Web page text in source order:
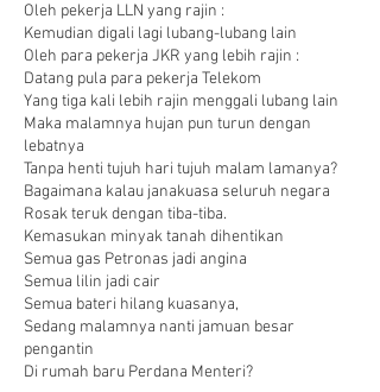
Oleh pekerja LLN yang rajin :
Kemudian digali lagi lubang-lubang lain
Oleh para pekerja JKR yang lebih rajin :
Datang pula para pekerja Telekom
Yang tiga kali lebih rajin menggali lubang lain
Maka malamnya hujan pun turun dengan
lebatnya
Tanpa henti tujuh hari tujuh malam lamanya?
Bagaimana kalau janakuasa seluruh negara
Rosak teruk dengan tiba-tiba.
Kemasukan minyak tanah dihentikan
Semua gas Petronas jadi angina
Semua lilin jadi cair
Semua bateri hilang kuasanya,
Sedang malamnya nanti jamuan besar
pengantin
Di rumah baru Perdana Menteri?